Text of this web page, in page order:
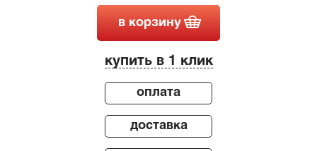
в корзину
купить в 1 клик
оплата
доставка